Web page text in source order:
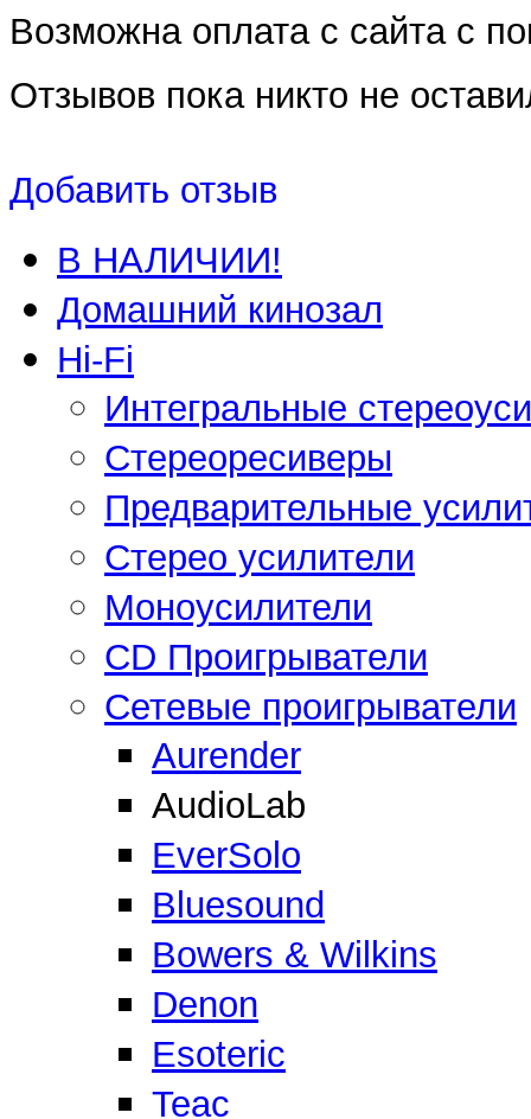
Возможна оплата с сайта с
Отзывов пока никто не
Добавить отзыв
В НАЛИЧИИ!
Домашний кинозал
Hi-Fi
Интегральные
Стереоресиверы
Предварительные
Стерео усилители
Моноусилители
CD Проигрыватели
Сетевые проигрыватели
Aurender
AudioLab
EverSolo
Bluesound
Bowers & Wilkins
Denon
Esoteric
Teac